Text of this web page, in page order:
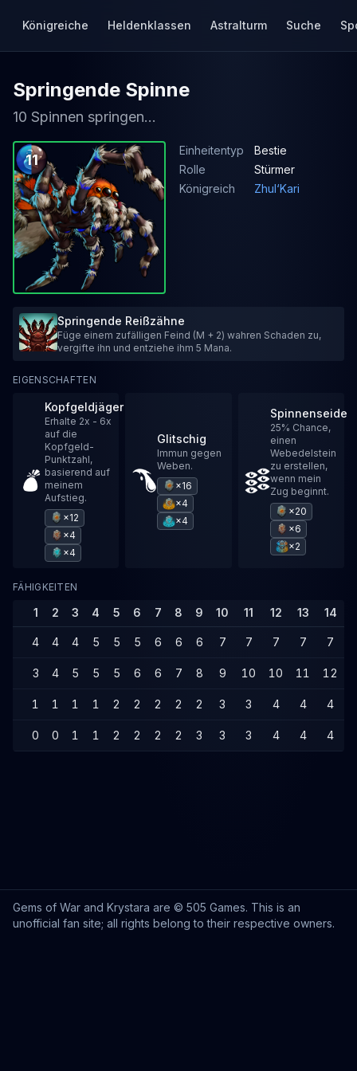
Königreiche Heldenklassen Astralturm Suche
Springende Spinne
10 Spinnen springen...
11
Einheitentyp
Bestie
Rolle
Stürmer
Königreich
Zhul‘Kari
Springende Reißzähne
Füge einem zufälligen Feind (M + 2) wahren Schaden zu,
vergifte ihn und entziehe ihm 5 Mana.
EIGENSCHAFTEN
Kopfgeldjäger
Erhalte 2x - 6x
auf die
Kopfgeld-
Punktzahl,
basierend auf
meinem
Aufstieg.
×12
×4
×4
Glitschig
Immun gegen
Weben.
×16
×4
×4
Spinnenseide
25% Chance,
einen
Webedelstein
zu erstellen,
wenn mein
Zug beginnt.
×20
×6
×2
FÄHIGKEITEN
1 2 3 4 5 6 7 8 9 10 11 12 13 14
4 4 4 5 5 5 6 6 6 7 7 7 7 7
3 4 5 5 5 6 6 7 8 9 10 10 11 12
1 1 1 1 2 2 2 2 2 3 3 4 4 4
0 0 1 1 2 2 2 2 3 3 3 4 4 4
Gems of War and Krystara are © 505 Games. This is an
unofficial fan site; all rights belong to their respective owners.